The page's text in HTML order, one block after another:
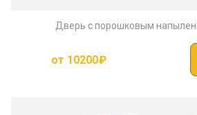
Дверь с порошковым
от 10200₽